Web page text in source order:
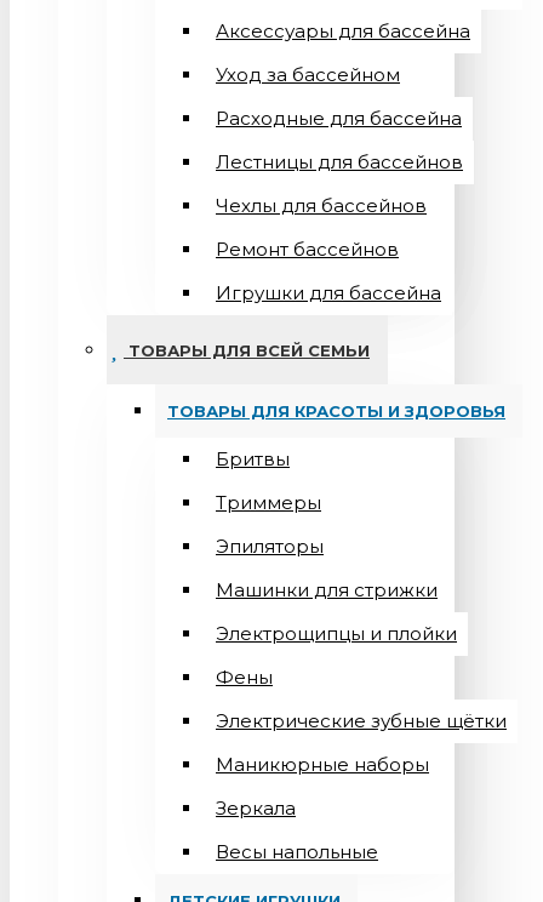
Аксессуары для бассейна
Уход за бассейном
Расходные для бассейна
Лестницы для бассейнов
Чехлы для бассейнов
Ремонт бассейнов
Игрушки для бассейна
ТОВАРЫ ДЛЯ ВСЕЙ СЕМЬИ
ТОВАРЫ ДЛЯ КРАСОТЫ И ЗДОРОВЬЯ
Бритвы
Триммеры
Эпиляторы
Машинки для стрижки
Электрощипцы и плойки
Фены
Электрические зубные щётки
Маникюрные наборы
Зеркала
Весы напольные